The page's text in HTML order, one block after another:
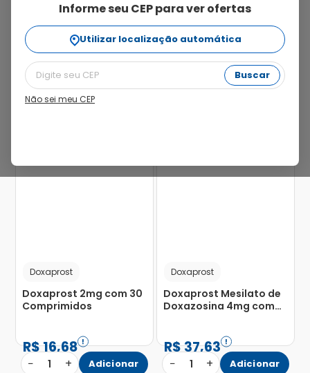
Informe seu CEP para ver ofertas
Utilizar localização automática
Buscar
Não sei meu CEP
Ordenar Por
relevância
56%
Doxaprost
Doxaprost 2mg com 30
Comprimidos
R$16,68
− 1 + Adicionar
Doxaprost
Doxaprost Mesilato de
Doxazosina 4mg com
R$37,63
− 1 + Adicionar